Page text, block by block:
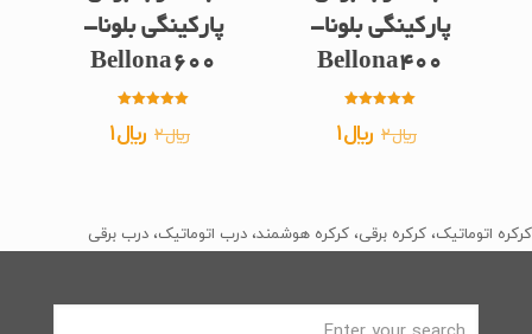
پارکینگی بلونا-
Bellona400
5.00
از 5 ﷼2 قیمت
بود.
﷼1
است.
پارکینگی بلونا-
Bellona600
5.00
از 5 ﷼2 قیمت
بود.
﷼1قیمت
است.
کرکره اتوماتیک، کرکره برقی، کرکره هوشمند، درب اتوماتیک، درب برقی